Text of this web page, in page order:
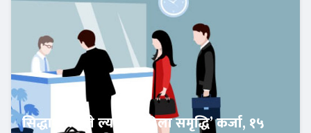
सिद्धार्थ बैंकले ल्यायो ‘महिला समृद्धि’ कर्जा, १५